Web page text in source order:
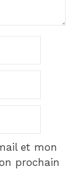
et mon
prochain